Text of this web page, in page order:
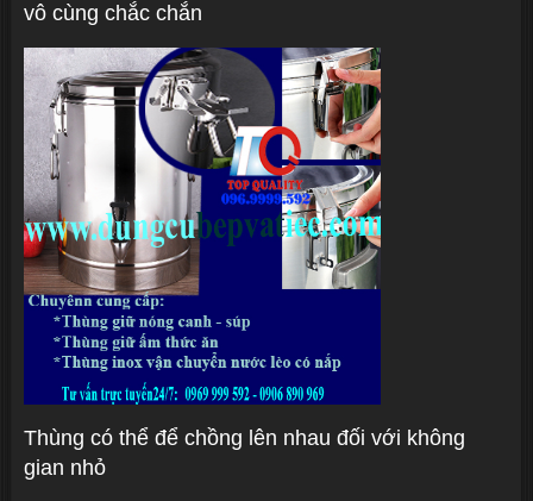
vô cùng chắc chắn
Thùng có thể để chồng lên nhau đối với không
gian nhỏ